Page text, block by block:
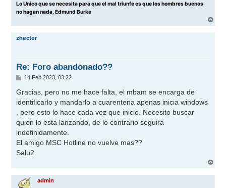
Lo Unico que se necesita para que el mal triunfe es que los hombres buenos
no hagan nada, Edmund Burke
r
zhector
Re: Foro abandonado??
M
n
s
a
e
14 Feb 2023, 03:22
Gracias, pero no me hace falta, el mbam se encarga de
identificarlo y mandarlo a cuarentena apenas inicia windows
, pero esto lo hace cada vez que inicio. Necesito buscar
quien lo esta lanzando, de lo contrario seguira
indefinidamente.
El amigo MSC Hotline no vuelve mas??
Salu2
r
admin